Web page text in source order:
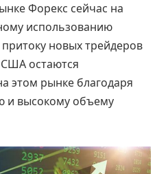
Форекс сейчас на
использованию
новых трейдеров
остаются
этом рынке благодаря
и высокому объему